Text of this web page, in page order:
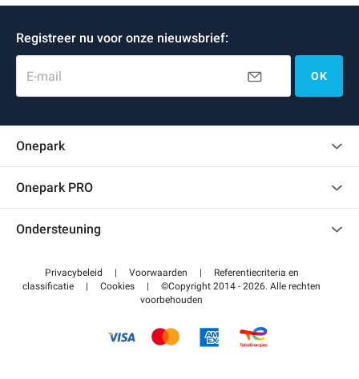
Registreer nu voor onze nieuwsbrief:
E-mail OK
Onepark
Onepark PRO
Word partner van Onepark
Ondersteuning
Helpcentrum
Betalen voor parkeren FLOW
Privacybeleid | Voorwaarden |
Referentiecriteria en
classificatie
| Cookies |
©Copyright 2014 - 2026. Alle rechten
voorbehouden